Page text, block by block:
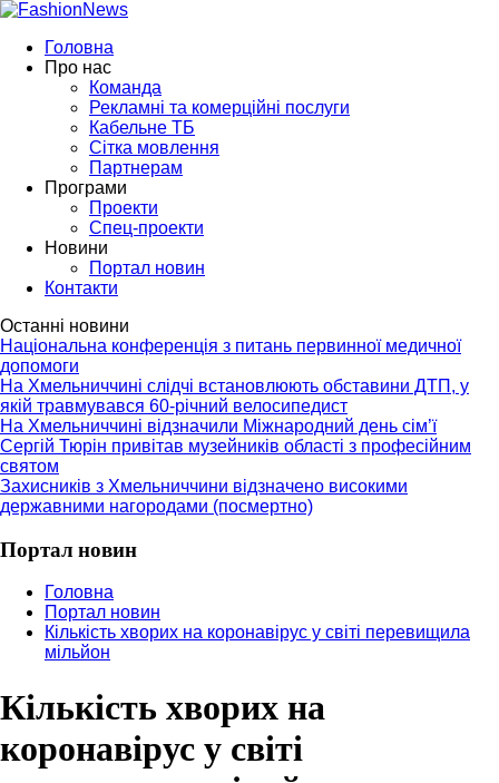
Головна
Про нас
Команда
Рекламні та комерційні послуги
Кабельне ТБ
Сітка мовлення
Партнерам
Програми
Проекти
Спец-проекти
Новини
Портал новин
Контакти
Останні новини
Національна конференція з питань первинної медичної
допомоги
На Хмельниччині слідчі встановлюють обставини ДТП, у
якій травмувався 60-річний велосипедист
На Хмельниччині відзначили Міжнародний день сім’ї
Сергій Тюрін привітав музейників області з професійним
святом
Захисників з Хмельниччини відзначено високими
державними нагородами (посмертно)
Портал новин
Головна
Портал новин
Кількість хворих на коронавірус у світі перевищила
мільйон
Кількість хворих на
коронавірус у світі